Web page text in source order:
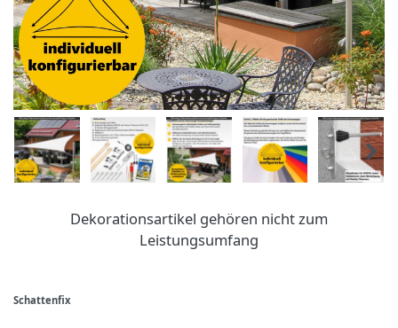
Dekorationsartikel gehören nicht zum
Leistungsumfang
Schattenfix